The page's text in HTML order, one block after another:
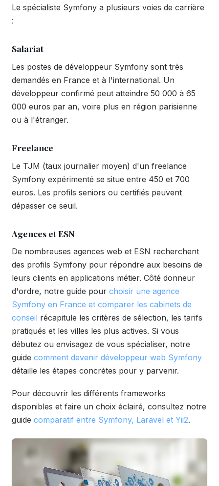
Le spécialiste Symfony a plusieurs voies de carrière
:
Salariat
Les postes de développeur Symfony sont très
demandés en France et à l'international. Un
développeur confirmé peut atteindre 50 000 à 65
000 euros par an, voire plus en région parisienne
ou à l'étranger.
Freelance
Le TJM (taux journalier moyen) d'un freelance
Symfony expérimenté se situe entre 450 et 700
euros. Les profils seniors ou certifiés peuvent
dépasser ce seuil.
Agences et ESN
De nombreuses agences web et ESN recherchent
des profils Symfony pour répondre aux besoins de
leurs clients en applications métier. Côté donneur
d'ordre, notre guide pour choisir une agence
Symfony en France et comparer les cabinets de
conseil récapitule les critères de sélection, les tarifs
pratiqués et les villes les plus actives. Si vous
débutez ou envisagez de vous spécialiser, notre
guide comment devenir développeur web Symfony
détaille les étapes concrètes pour y parvenir.
Pour découvrir les différents frameworks
disponibles et faire un choix éclairé, consultez notre
guide comparatif entre Symfony, Laravel et Yii2.